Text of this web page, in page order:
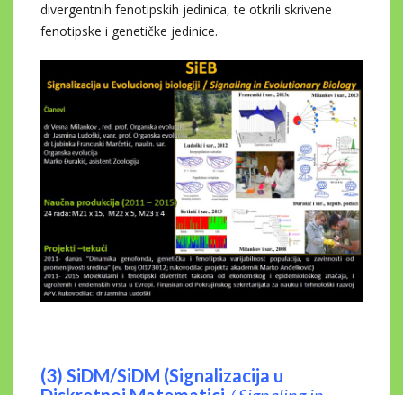
divergentnih fenotipskih jedinica, te otkrili skrivene
fenotipske i genetičke jedinice.
(3) SiDM/SiDM (Signalizacija u